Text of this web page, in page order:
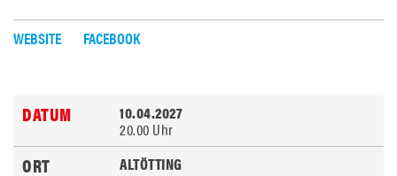
WEBSITE FACEBOOK
10.04.2027
20.00 Uhr
ALTÖTTING